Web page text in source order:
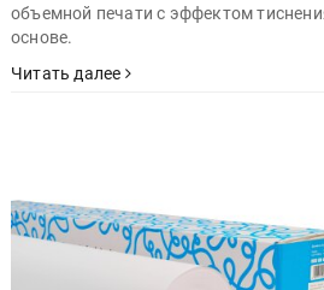
объемной печати с эффектом
основе.
Читать далее